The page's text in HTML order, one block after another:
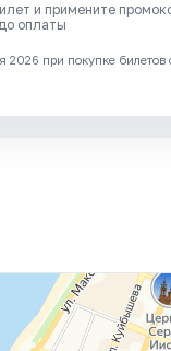
и примените
до оплаты
2026 при покупке